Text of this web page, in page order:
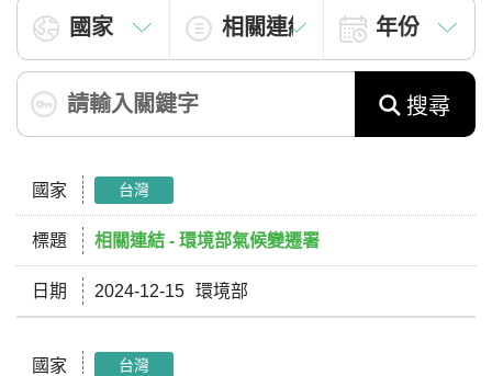
搜尋
國家 台灣
標題 相關連結 - 環境部氣候變遷署
日期 2024-12-15 環境部
國家 台灣